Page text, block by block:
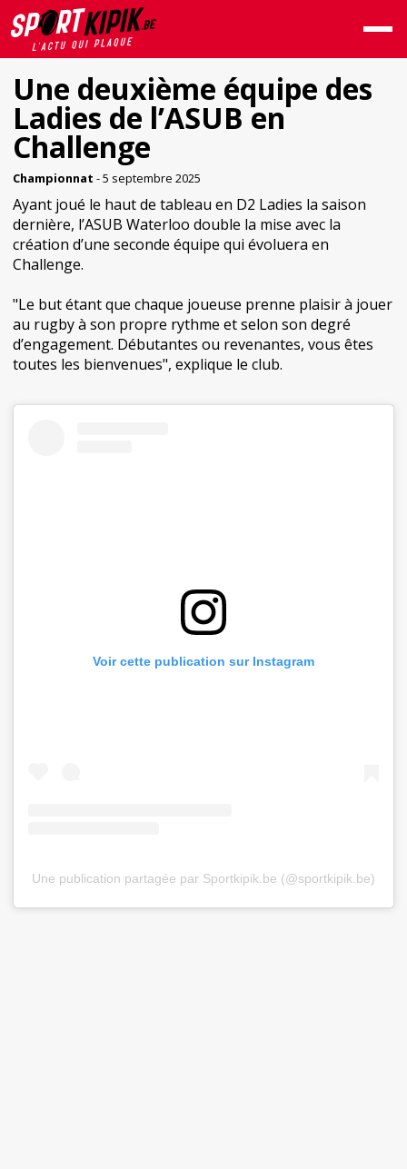
Une deuxième équipe des
Ladies de l’ASUB en
Challenge
Championnat - 5 septembre 2025
Ayant joué le haut de tableau en D2 Ladies la saison
dernière, l’ASUB Waterloo double la mise avec la
création d’une seconde équipe qui évoluera en
Challenge.
"Le but étant que chaque joueuse prenne plaisir à jouer
au rugby à son propre rythme et selon son degré
d’engagement. Débutantes ou revenantes, vous êtes
toutes les bienvenues", explique le club.
Voir cette publication sur Instagram
Une publication partagée par Sportkipik.be (@sportkipik.be)